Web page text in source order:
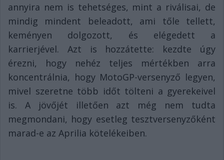
annyira nem is tehetséges, mint a riválisai, de
mindig mindent beleadott, ami tőle tellett,
keményen dolgozott, és elégedett a
karrierjével. Azt is hozzátette: kezdte úgy
érezni, hogy nehéz teljes mértékben arra
koncentrálnia, hogy MotoGP-versenyző legyen,
mivel szeretne több időt tölteni a gyerekeivel
is. A jövőjét illetően azt még nem tudta
megmondani, hogy esetleg tesztversenyzőként
marad-e az Aprilia kötelékeiben.